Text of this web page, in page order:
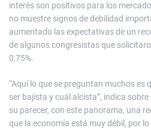
interés son positivos para los
no muestre signos de debilidad
aumentado las expectativas de un
de algunos congresistas que
0,75%.
“Aquí lo que se preguntan muchos es
ser bajista y cuál alcista”, indica
su parecer, con este panorama, una
que la economía está muy débil, por